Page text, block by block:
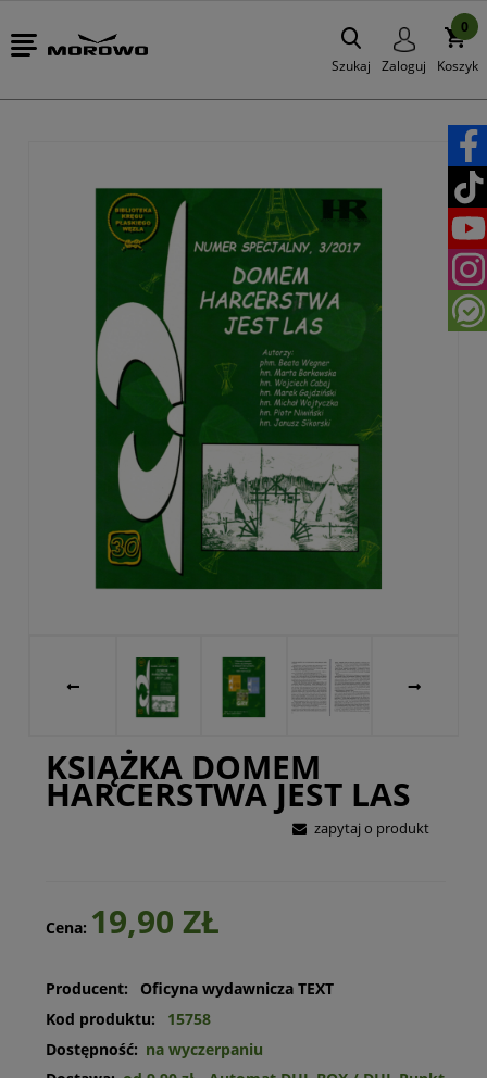
Szukaj Zaloguj Koszyk
0
KSIĄŻKA DOMEM
HARCERSTWA JEST LAS
zapytaj o produkt
Cena: 19,90 ZŁ
Producent:
Oficyna wydawnicza TEXT
Kod produktu:
15758
Dostępność: na wyczerpaniu